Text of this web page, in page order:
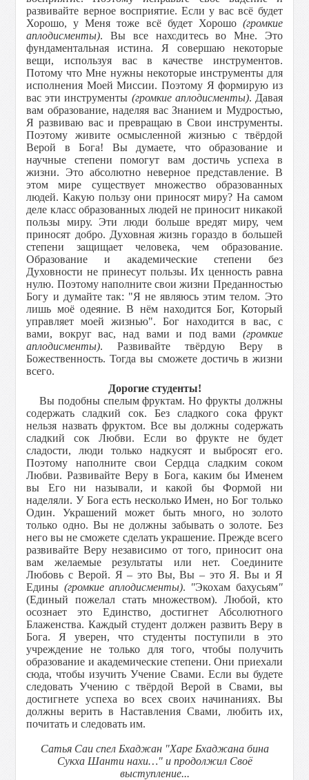
развивайте верное восприятие. Если у вас всё будет
Хорошо, у Меня тоже всё будет Хорошо (громкие
аплодисменты). Вы все находитесь во Мне. Это
фундаментальная истина. Я совершаю некоторые
вещи, используя вас в качестве инструментов.
Потому что Мне нужны некоторые инструменты для
исполнения Моей Миссии. Поэтому Я формирую из
вас эти инструменты (громкие аплодисменты). Давая
вам образование, наделяя вас Знанием и Мудростью,
Я развиваю вас и превращаю в Свои инструменты.
Поэтому живите осмысленной жизнью с твёрдой
Верой в Бога! Вы думаете, что образование и
научные степени помогут вам достичь успеха в
жизни. Это абсолютно неверное представление. В
этом мире существует множество образованных
людей. Какую пользу они приносят миру? На самом
деле класс образованных людей не приносит никакой
пользы миру. Эти люди больше вредят миру, чем
приносят добро. Духовная жизнь гораздо в большей
степени защищает человека, чем образование.
Образование и академические степени без
Духовности не принесут пользы. Их ценность равна
нулю. Поэтому наполните свои жизни Преданностью
Богу и думайте так: "Я не являюсь этим телом. Это
лишь моё одеяние. В нём находится Бог, Который
управляет моей жизнью". Бог находится в вас, с
вами, вокруг вас, над вами и под вами (громкие
аплодисменты). Развивайте твёрдую Веру в
Божественность. Тогда вы сможете достичь в жизни
всего.
Дорогие студенты!
Вы подобны спелым фруктам. Но фрукты должны
содержать сладкий сок. Без сладкого сока фрукт
нельзя назвать фруктом. Все вы должны содержать
сладкий сок Любви. Если во фрукте не будет
сладости, люди только надкусят и выбросят его.
Поэтому наполните свои Сердца сладким соком
Любви. Развивайте Веру в Бога, каким бы Именем
вы Его ни называли, и какой бы Формой ни
наделяли. У Бога есть несколько Имен, но Бог только
Один. Украшений может быть много, но золото
только одно. Вы не должны забывать о золоте. Без
него вы не сможете сделать украшение. Прежде всего
развивайте Веру независимо от того, приносит она
вам желаемые результаты или нет. Соедините
Любовь с Верой. Я – это Вы, Вы – это Я. Вы и Я
Едины (громкие аплодисменты). "Экохам бахусьям"
(Единый пожелал стать множеством). Любой, кто
осознает это Единство, достигнет Абсолютного
Блаженства. Каждый студент должен развить Веру в
Бога. Я уверен, что студенты поступили в это
учреждение не только для того, чтобы получить
образование и академические степени. Они приехали
сюда, чтобы изучить Учение Свами. Если вы будете
следовать Учению с твёрдой Верой в Свами, вы
достигнете успеха во всех своих начинаниях. Вы
должны верить в Наставления Свами, любить их,
почитать и следовать им.
Сатья Саи спел Бхаджан "Харе Бхаджана бина
Сукха Шанти нахи…" и продолжил Своё
выступление...